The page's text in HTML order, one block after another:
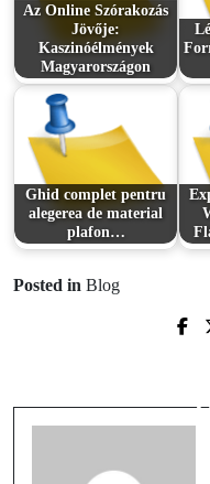
Az Online Szórakozás
Jövője:
Kaszinóélmények
Magyarországon
Ghid complet pentru
alegerea de material
plafon…
Posted in Blog